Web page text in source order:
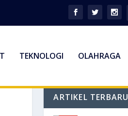
TEKNOLOGI OLAHRAGA
ARTIKEL TERBARU